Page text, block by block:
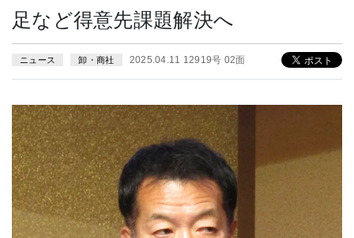
足など得意先課題解決へ
ニュース 卸・商社 2025.04.11 12919号 02面